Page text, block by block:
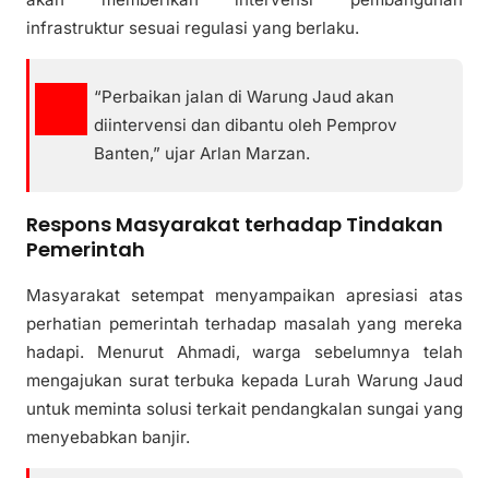
infrastruktur sesuai regulasi yang berlaku.
“Perbaikan jalan di Warung Jaud akan
diintervensi dan dibantu oleh Pemprov
Banten,” ujar Arlan Marzan.
Respons Masyarakat terhadap Tindakan
Pemerintah
Masyarakat setempat menyampaikan apresiasi atas
perhatian pemerintah terhadap masalah yang mereka
hadapi. Menurut Ahmadi, warga sebelumnya telah
mengajukan surat terbuka kepada Lurah Warung Jaud
untuk meminta solusi terkait pendangkalan sungai yang
menyebabkan banjir.